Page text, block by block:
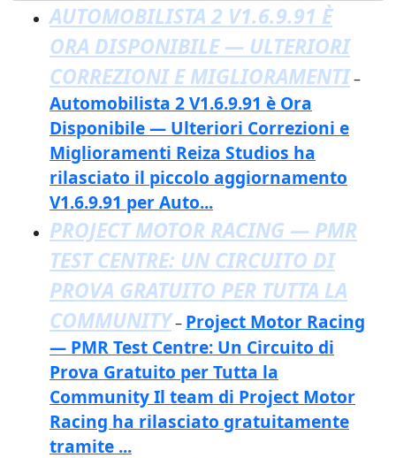
AUTOMOBILISTA 2 V1.6.9.91 È
ORA DISPONIBILE — ULTERIORI
CORREZIONI E MIGLIORAMENTI–
Automobilista 2 V1.6.9.91 è Ora
Disponibile — Ulteriori Correzioni e
Miglioramenti Reiza Studios ha
rilasciato il piccolo aggiornamento
V1.6.9.91 per Auto...
PROJECT MOTOR RACING — PMR
TEST CENTRE: UN CIRCUITO DI
PROVA GRATUITO PER TUTTA LA
COMMUNITY– Project Motor Racing
— PMR Test Centre: Un Circuito di
Prova Gratuito per Tutta la
Community Il team di Project Motor
Racing ha rilasciato gratuitamente
tramite ...